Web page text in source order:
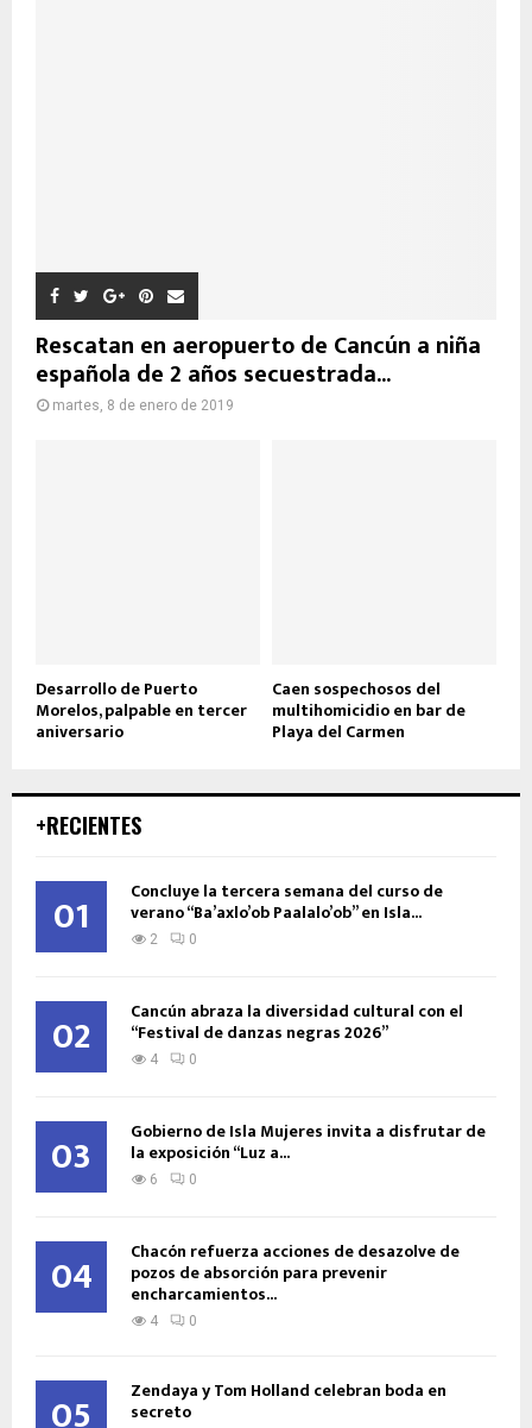
Rescatan en aeropuerto de Cancún a niña
española de 2 años secuestrada...
martes, 8 de enero de 2019
Desarrollo de Puerto
Morelos, palpable en tercer
aniversario
Caen sospechosos del
multihomicidio en bar de
Playa del Carmen
+RECIENTES
01 Concluye la tercera semana del curso de
verano “Ba’axlo’ob Paalalo’ob” en Isla...
2 0
02 Cancún abraza la diversidad cultural con el
“Festival de danzas negras 2026”
4 0
03 Gobierno de Isla Mujeres invita a disfrutar de
la exposición “Luz a...
6 0
04 Chacón refuerza acciones de desazolve de
pozos de absorción para prevenir
encharcamientos...
4 0
Zendaya y Tom Holland celebran boda en
secreto